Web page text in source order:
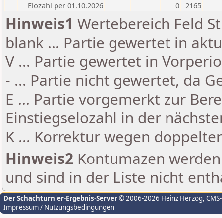
Elozahl per 01.10.2026
0 2165
Hinweis1 Wertebereich Feld
blank ... Partie gewertet in
V ... Partie gewertet in
- ... Partie nicht gewertet, da
E ... Partie vorgemerkt zur
Einstiegselozahl in der
K ... Korrektur wegen
Hinweis2 Kontumazen
und sind in der Liste nicht
Der Schachturnier-Ergebnis-Server© 2006-2026 Heinz Herzog,
Impressum / Nutzungsbedingungen